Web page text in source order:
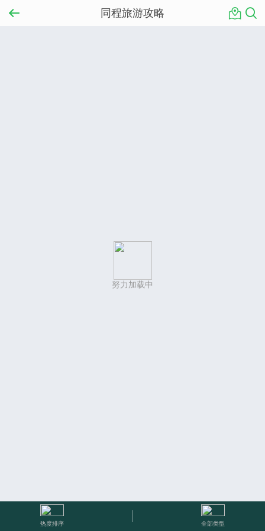
同程旅游攻略
努力加载中
热度排序 全部类型